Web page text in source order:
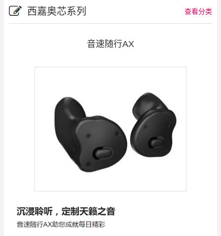
西嘉奥芯系列 查看分类
音速随行AX